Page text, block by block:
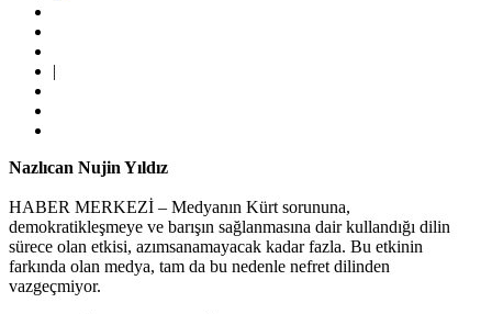
|
Nazlıcan Nujin Yıldız
HABER MERKEZİ – Medyanın Kürt sorununa,
demokratikleşmeye ve barışın sağlanmasına dair kullandığı dilin
sürece olan etkisi, azımsanamayacak kadar fazla. Bu etkinin
farkında olan medya, tam da bu nedenle nefret dilinden
vazgeçmiyor.